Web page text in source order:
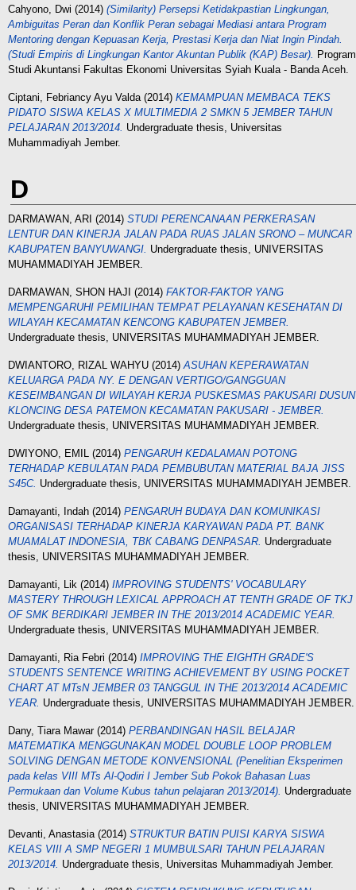
Cahyono, Dwi (2014) (Similarity) Persepsi Ketidakpastian Lingkungan,
Ambiguitas Peran dan Konflik Peran sebagai Mediasi antara Program
Mentoring dengan Kepuasan Kerja, Prestasi Kerja dan Niat Ingin Pindah.
(Studi Empiris di Lingkungan Kantor Akuntan Publik (KAP) Besar). Program
Studi Akuntansi Fakultas Ekonomi Universitas Syiah Kuala - Banda Aceh.
Ciptani, Febriancy Ayu Valda(2014) KEMAMPUAN MEMBACA TEKS
PIDATO SISWA KELAS X MULTIMEDIA 2 SMKN 5 JEMBER TAHUN
PELAJARAN 2013/2014. Undergraduate thesis, Universitas
Muhammadiyah Jember.
D
DARMAWAN, ARI (2014) STUDI PERENCANAAN PERKERASAN
LENTUR DAN KINERJA JALAN PADA RUAS JALAN SRONO – MUNCAR
KABUPATEN BANYUWANGI. Undergraduate thesis, UNIVERSITAS
MUHAMMADIYAH JEMBER.
DARMAWAN, SHON HAJI (2014) FAKTOR-FAKTOR YANG
MEMPENGARUHI PEMILIHAN ТEMPАT PELAYANAN KESEHATAN DI
WILAYAH KECAMATAN KENCONG KABUPATEN JEMBER.
Undergraduate thesis, UNIVERSITAS MUHAMMADIYAH JEMBER.
DWIANTORO, RIZAL WAHYU (2014)ASUHAN KEPERAWATAN
KELUARGA PADA NY. E DENGAN VERTIGO/GANGGUAN
KESEIMBANGAN DI WILAYAH KERJA PUSKESMAS PAKUSARI DUSUN
KLONCING DESA PATEMON KECAMATAN PAKUSARI - JEMBER.
Undergraduate thesis, UNIVERSITAS MUHAMMADIYAH JEMBER.
DWIYONO, EMIL (2014) PENGARUH KEDALAMAN POTONG
TERHADAP KEBULATAN PADA PEMBUBUTAN MATERIAL BAJA JISS
S45C. Undergraduate thesis, UNIVERSITAS MUHAMMADIYAH JEMBER.
Damayanti, Indah (2014) PENGARUH BUDAYA DAN KOMUNIKASI
ORGANISASI TERHADAP KINERJA KARYAWAN PADA PT. BANK
MUAMALAT INDONESIА, ТВК СABANG DENPASAR. Undergraduate
thesis, UNIVERSITAS MUHAMMADIYAH JEMBER.
Damayanti, Lik (2014) IMPROVING STUDENTS' VOCABULARY
MASTERY THROUGH LEXICAL APPROACH AT TENTH GRADE OF TKJ
OF SMK BERDIKARI JEMBER IN THE 2013/2014 ACADEMIC YEAR.
Undergraduate thesis, UNIVERSITAS MUHAMMADIYAH JEMBER.
Damayanti, Ria Febri (2014) IMPROVING THE EIGHTH GRADE'S
STUDENTS SENTENCE WRITING ACHIEVEMENT BY USING POCKET
CHART AT MTsN JEMBER 03 TANGGUL IN THE 2013/2014 ACADEMIC
YEAR. Undergraduate thesis, UNIVERSITAS MUHAMMADIYAH JEMBER.
Dany, Tiara Mawar(2014) PERBANDINGAN HASIL BELAJAR
MATEMATIKA MENGGUNAKAN MODEL DOUBLE LOOP PROBLEM
SOLVING DENGAN METODE KONVENSIONAL (Penelitian Eksperimen
pada kelas VIII MTs Al-Qodiri I Jember Sub Pokok Bahasan Luas
Permukaan dan Volume Kubus tahun pelajaran 2013/2014). Undergraduate
thesis, UNIVERSITAS MUHAMMADIYAH JEMBER.
Devanti, Anastasia(2014) STRUKTUR BATIN PUISI KARYA SISWA
KELAS VIII A SMP NEGERI 1 MUMBULSARI TAHUN PELAJARAN
2013/2014. Undergraduate thesis, Universitas Muhammadiyah Jember.